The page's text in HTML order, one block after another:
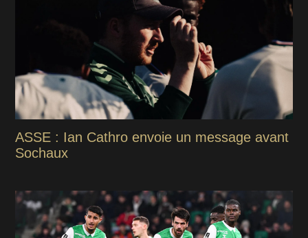
ASSE : Ian Cathro envoie un message avant
Sochaux